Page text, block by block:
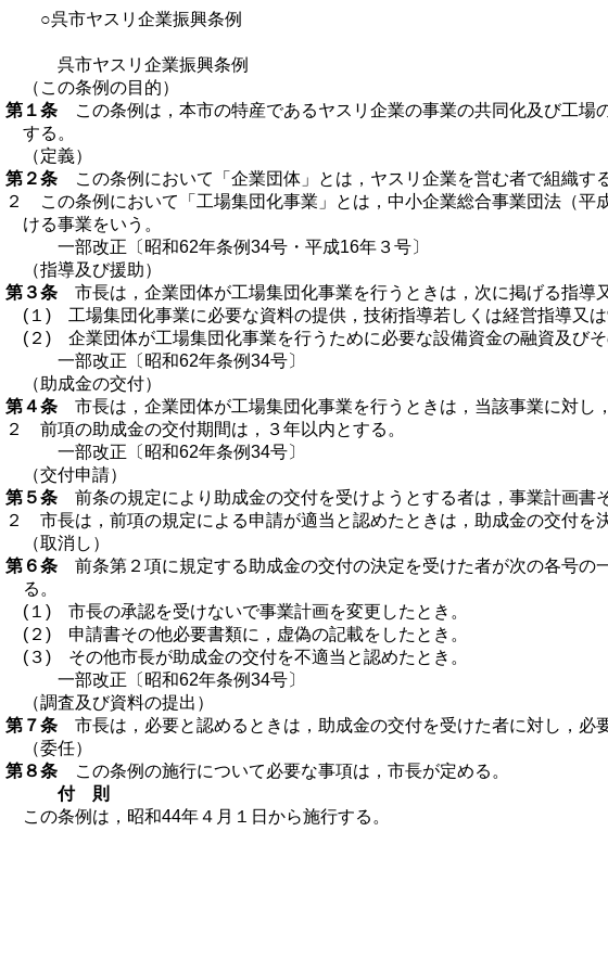
○呉市ヤスリ企業振興条例
呉市ヤスリ企業振興条例
（この条例の目的）
第１条 この条例は，本市の特産であるヤスリ企業の事業の共同化及び工場
する。
（定義）
第２条 この条例において「企業団体」とは，ヤスリ企業を営む者で組織す
２ この条例において「工場集団化事業」とは，中小企業総合事業団法（
ける事業をいう。
一部改正〔昭和62年条例34号・平成16年３号〕
（指導及び援助）
第３条 市長は，企業団体が工場集団化事業を行うときは，次に掲げる指導
(１) 工場集団化事業に必要な資料の提供，技術指導若しくは経営指導又は
(２) 企業団体が工場集団化事業を行うために必要な設備資金の融資及びそ
一部改正〔昭和62年条例34号〕
（助成金の交付）
第４条 市長は，企業団体が工場集団化事業を行うときは，当該事業に対し
２ 前項の助成金の交付期間は，３年以内とする。
一部改正〔昭和62年条例34号〕
（交付申請）
第５条 前条の規定により助成金の交付を受けようとする者は，事業計画書
２ 市長は，前項の規定による申請が適当と認めたときは，助成金の交付を
（取消し）
第６条 前条第２項に規定する助成金の交付の決定を受けた者が次の各号の
る。
(１) 市長の承認を受けないで事業計画を変更したとき。
(２) 申請書その他必要書類に，虚偽の記載をしたとき。
(３) その他市長が助成金の交付を不適当と認めたとき。
一部改正〔昭和62年条例34号〕
（調査及び資料の提出）
第７条 市長は，必要と認めるときは，助成金の交付を受けた者に対し，必
（委任）
第８条 この条例の施行について必要な事項は，市長が定める。
付 則
この条例は，昭和44年４月１日から施行する。